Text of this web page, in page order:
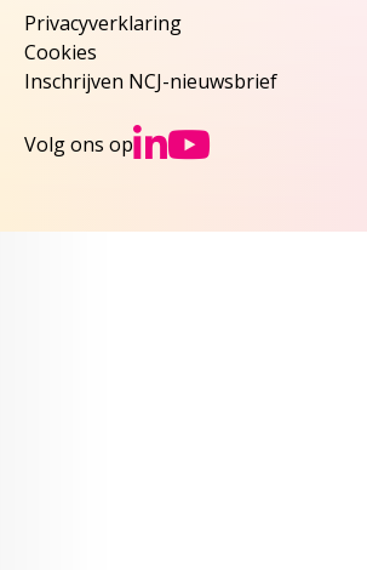
Privacyverklaring
Cookies
Inschrijven NCJ-nieuwsbrief
Volg ons op Ga naar